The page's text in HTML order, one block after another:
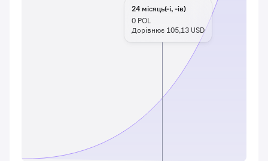
24 місяць(-і, -ів)
0 POL
Дорівнює 105,13 USD